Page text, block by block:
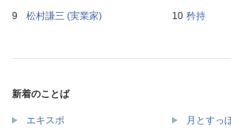
松村謙三 (実業家)
矜持
新着のことば
エキスポ 月とすっ